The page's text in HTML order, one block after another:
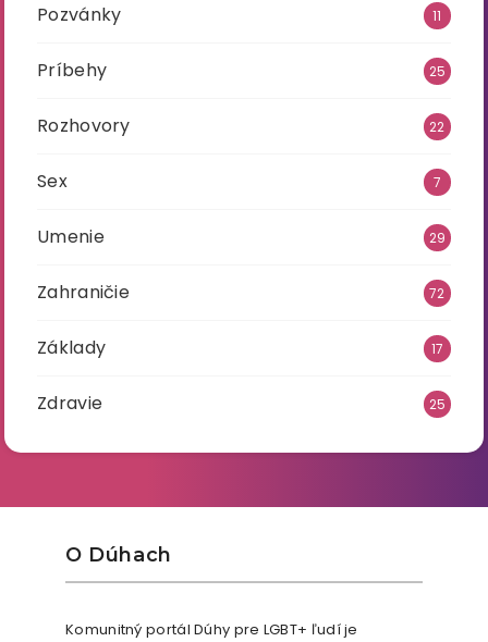
Pozvánky 11
Príbehy 25
Rozhovory 22
Sex 7
Umenie 29
Zahraničie 72
Základy 17
Zdravie 25
O Dúhach
Komunitný portál Dúhy pre LGBT+ ľudí je